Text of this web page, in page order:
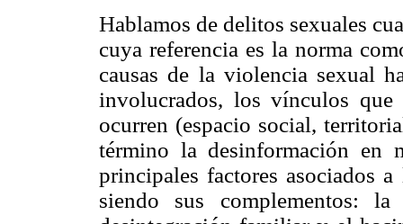
Hablamos de delitos sexuales
cuya referencia es la norma
causas de la violencia sexual
involucrados, los vínculos
ocurren (espacio social,
término la desinformación en
principales factores asociados
siendo sus complementos: